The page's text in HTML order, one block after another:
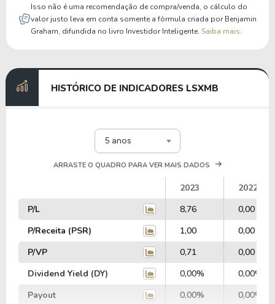
Isso não é uma recomendação de compra/venda, o cálculo do
valor justo leva em conta somente a fórmula criada por Benjamin
Graham, difundida no livro Investidor Inteligente. Saiba mais.
HISTÓRICO DE INDICADORES LSXMB
5 anos
ARRASTE O QUADRO PARA VER MAIS DADOS
2023
2022
P/L
8,76
0,00
P/Receita (PSR)
1,00
0,00
P/VP
0,71
0,00
Dividend Yield (DY)
0,00%
0,00%
Payout
0,00%
0,00%